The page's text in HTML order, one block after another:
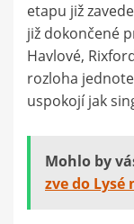
etapu již
již dokončené
Havlové,
rozloha
uspokojí jak
Mohlo by
zve do Lysé